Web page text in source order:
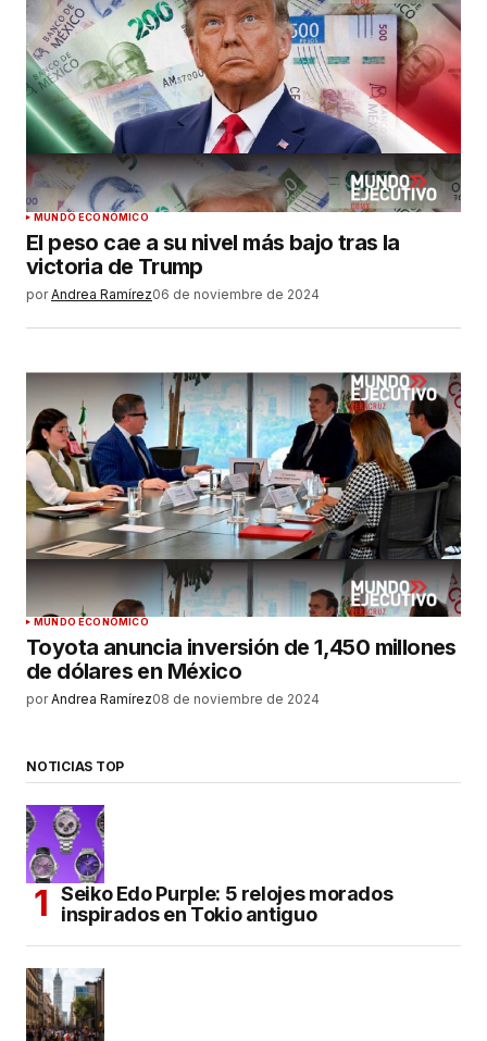
MUNDO ECONÓMICO
El peso cae a su nivel más bajo tras la
victoria de Trump
por Andrea Ramírez06 de noviembre de 2024
MUNDO ECONÓMICO
Toyota anuncia inversión de 1,450 millones
de dólares en México
por Andrea Ramírez08 de noviembre de 2024
NOTICIAS TOP
Seiko Edo Purple: 5 relojes morados
inspirados en Tokio antiguo